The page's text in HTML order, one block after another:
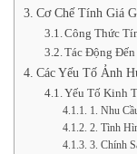
Cơ Chế Tính Giá
Công Thức
Tác Động
Các Yếu Tố Ảnh
Yếu Tố Kinh
1. Nhu
2. Tình
3. Chính